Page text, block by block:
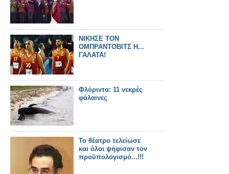
ΝΙΚΗΣΕ ΤΟΝ
ΟΜΠΡΑΝΤΟΒΙΤΣ Η...
ΓΑΛΑΤΑ!
Φλόριντα: 11 νεκρές
φάλαινες
Το θέατρο τελείωσε
και όλοι ψήφισαν τον
προϋπολογισμό...!!!